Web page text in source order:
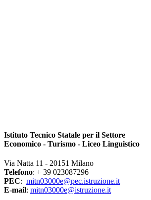
Istituto Tecnico Statale per il Settore
Economico - Turismo - Liceo Linguistico
Via Natta 11 - 20151 Milano
Telefono: + 39 023087296
PEC: mitn03000e@pec.istruzione.it
E-mail: mitn03000e@istruzione.it